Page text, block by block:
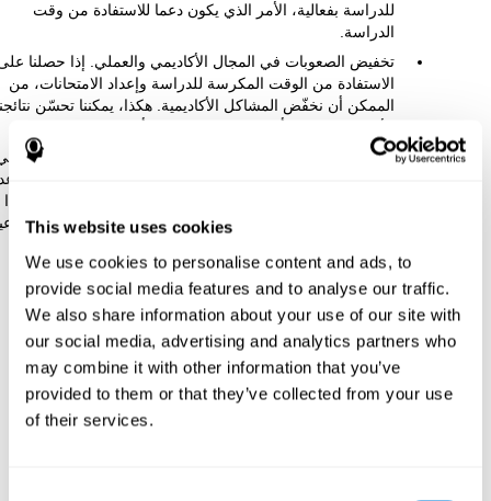
This website uses cookies
We use cookies to personalise content and ads, to
provide social media features and to analyse our traffic.
We also share information about your use of our site with
our social media, advertising and analytics partners who
may combine it with other information that you’ve
provided to them or that they’ve collected from your use
of their services.
للدراسة بفعالية، الأمر الذي يكون دعما للاستفادة من وقت
الدراسة.
تخفيض الصعوبات في المجال الأكاديمي والعملي. إذا حصلنا
الاستفادة من الوقت المكرسة للدراسة وإعداد الامتحانات، من
الممكن أن نخفّض المشاكل الأكاديمية. هكذا، يمكننا تحسّن
تعزيز التطوّر الاجتماعي-العاطفي. إذا حصلنا على أكثر فعالية
دراستنا، إضافة إلى الحصول على أكثر وقتا لنا، يمكننا تخفيض
الثقة بنفسنا، والقلق أمام الامتحانات وتحسّن احترام الذات. هذا
يمكن أن يكون له عواقب إيجابية جدّا لصحتنا العاطفية
كيف يقوّي الوظيفة المعرفية؟
عندما نقوم بمهمة تنبيه معرفية، يقوّي دماغنا الاتّصالات اللازمة لإجراء
المهمّة هذه. إنّ تقوية الاتّصالات المعرفية مفيدة ليمكن دماغنا أن يجيب
بطريقة صحيحة المرة المقبلة التي يجب أن يواجه فيها هذه الحالة.
هكذا، عندما ننشّط الدماغ بطريقة صحيحة بفضل أنشطة التنبيه
المعرفي، يمكن الدماغ استعمال هذه الاتّصالات القوية ليجد الأنشطة
إنّ دماغنا قادر على إجراء هذا التكيّف بفضل اللدونة الدماغية، معروفة